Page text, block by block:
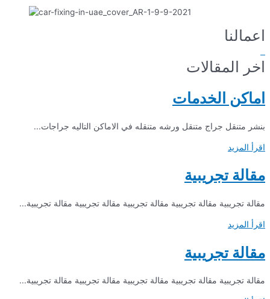
اعمالنا
اخر المقالات
اماكن الخدمات
بنشر متنقل جراج متنقل ورشه متنقله في الاماكن التاليه جراجات...
اقرأ المزيد
مقالة تجريبية
مقالة تجريبية مقالة تجريبية مقالة تجريبية مقالة تجريبية مقالة تجريبية...
اقرأ المزيد
مقالة تجريبية
مقالة تجريبية مقالة تجريبية مقالة تجريبية مقالة تجريبية مقالة تجريبية...